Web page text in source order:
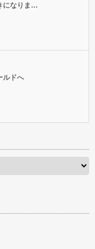
になりま…
ルドへ